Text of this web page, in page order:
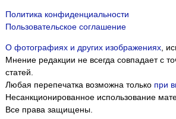
Политика конфиденциальности
Пользовательское соглашение
О фотографиях и других изображениях,
Мнение редакции не всегда совпадает с
статей.
Любая перепечатка возможна только при
Несанкционированное использование
Все права защищены.